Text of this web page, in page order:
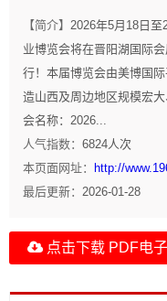
【简介】 2026年5月18日
业博览会将在晋阳湖国际
行！本届博览会由美博国
造山西及周边地区规模宏
会名称：2026...
人气指数： 6824人次
本页面网址：
http://
最后更新： 2026-01-28
点击下载 PDF电